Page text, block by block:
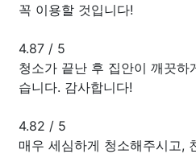
꼭 이용할 것입니다!
4.87 / 5
청소가 끝난 후 집안이 깨끗하
습니다. 감사합니다!
4.82 / 5
매우 세심하게 청소해주시고,